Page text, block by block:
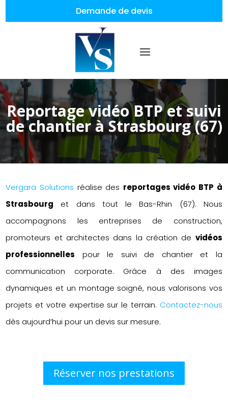
Demande de devis
Reportage vidéo BTP et suivi
de chantier à Strasbourg (67)
Vergara Solutions réalise des reportages vidéo BTP à
Strasbourg et dans tout le Bas-Rhin (67). Nous
accompagnons les entreprises de construction,
promoteurs et architectes dans la création de vidéos
professionnelles pour le suivi de chantier et la
communication corporate. Grâce à des images
dynamiques et un montage soigné, nous valorisons vos
projets et votre expertise sur le terrain. Contactez-nous
dès aujourd’hui pour un devis sur mesure.
Réserver nos prestations